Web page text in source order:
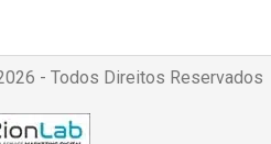
- Todos Direitos Reservados